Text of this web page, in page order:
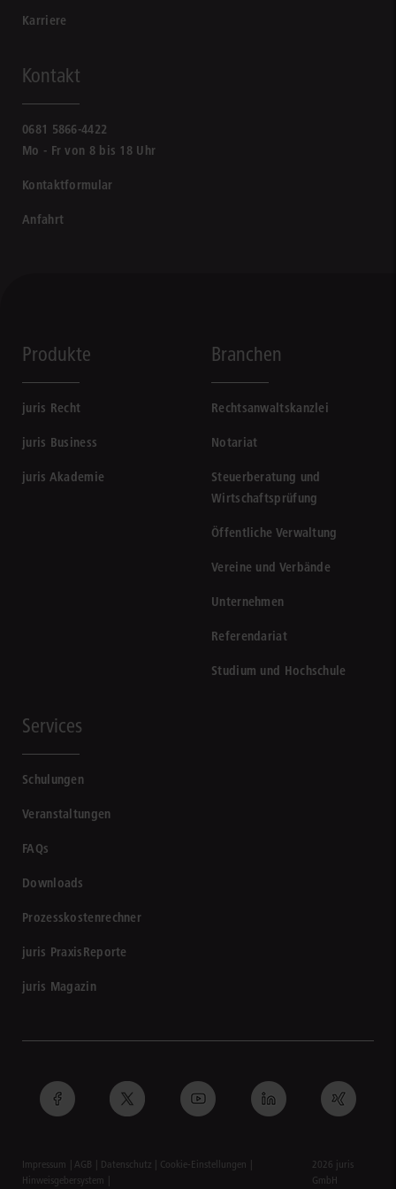
Karriere
Kontakt
0681 5866-4422
Mo - Fr von 8 bis 18 Uhr
Kontaktformular
Anfahrt
Produkte
juris Recht
juris Business
juris Akademie
Branchen
Rechtsanwaltskanzlei
Notariat
Steuerberatung und
Wirtschaftsprüfung
Öffentliche Verwaltung
Vereine und Verbände
Unternehmen
Referendariat
Studium und Hochschule
Services
Schulungen
Veranstaltungen
FAQs
Downloads
Prozesskostenrechner
juris PraxisReporte
juris Magazin
Impressum AGB Datenschutz
Cookie-Einstellungen
Hinweisgebersystem
2026 juris
GmbH